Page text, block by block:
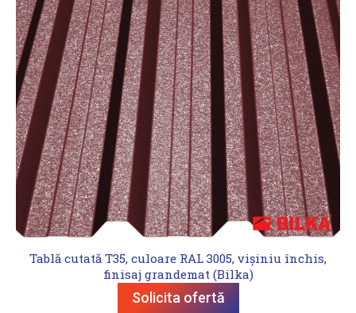
Tablă cutată T35, culoare RAL 3005, vișiniu închis,
finisaj grandemat (Bilka)
Solicita ofertă